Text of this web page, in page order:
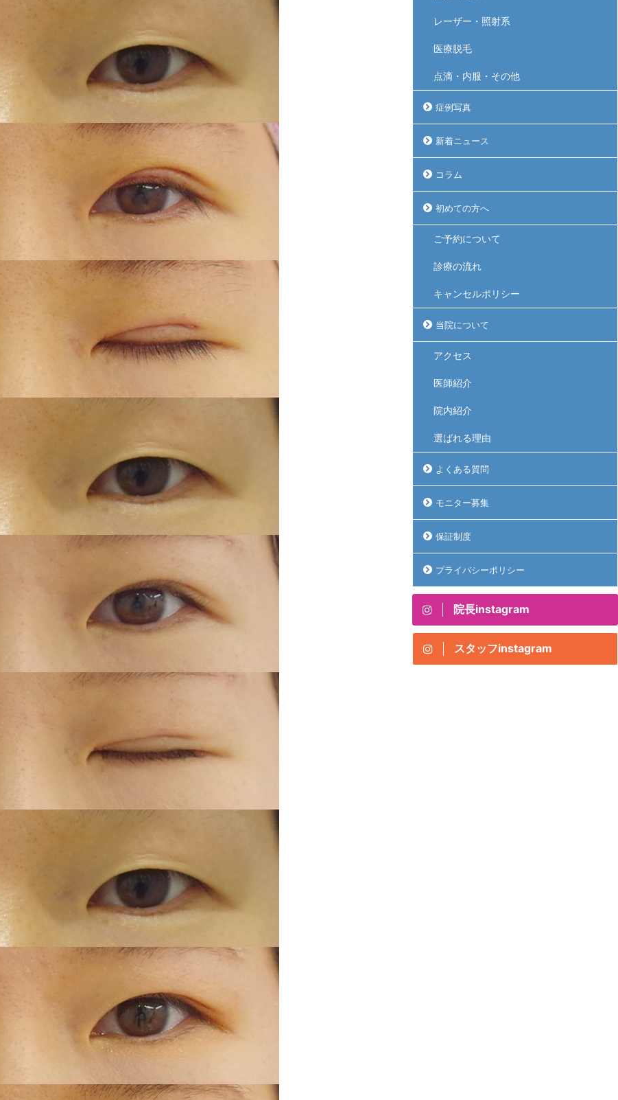
レーザー・照射系
医療脱毛
点滴・内服・その他
症例写真
新着ニュース
コラム
初めての方へ
ご予約について
診療の流れ
キャンセルポリシー
当院について
アクセス
医師紹介
院内紹介
選ばれる理由
よくある質問
モニター募集
保証制度
プライバシーポリシー
院長instagram
スタッフinstagram